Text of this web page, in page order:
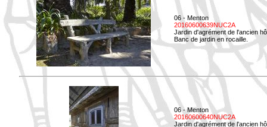
06 - Menton
20160600639NUC2A
Jardin d'agrément de l'ancien
Banc de jardin en rocaille.
06 - Menton
20160600640NUC2A
Jardin d'agrément de l'ancien